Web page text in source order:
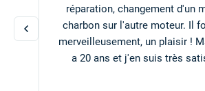
commercial a pu se
lendemain, connaissant très
domaine, il nous a conseillé
Après les premières